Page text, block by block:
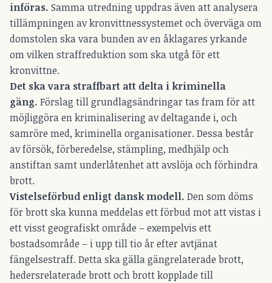
införas. Samma utredning uppdras även att analysera
tillämpningen av kronvittnessystemet och överväga om
domstolen ska vara bunden av en åklagares yrkande
om vilken straffreduktion som ska utgå för ett
kronvittne.
Det ska vara straffbart att delta i kriminella
gäng. Förslag till grundlagsändringar tas fram för att
möjliggöra en kriminalisering av deltagande i, och
samröre med, kriminella organisationer. Dessa består
av försök, förberedelse, stämpling, medhjälp och
anstiftan samt underlåtenhet att avslöja och förhindra
brott.
Vistelseförbud enligt dansk modell. Den som döms
för brott ska kunna meddelas ett förbud mot att vistas i
ett visst geografiskt område – exempelvis ett
bostadsområde – i upp till tio år efter avtjänat
fängelsestraff. Detta ska gälla gängrelaterade brott,
hedersrelaterade brott och brott kopplade till